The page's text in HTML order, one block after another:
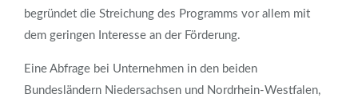
begründet die Streichung des Programms vor allem mit
dem geringen Interesse an der Förderung.
Eine Abfrage bei Unternehmen in den beiden
Bundesländern Niedersachsen und Nordrhein-Westfalen,